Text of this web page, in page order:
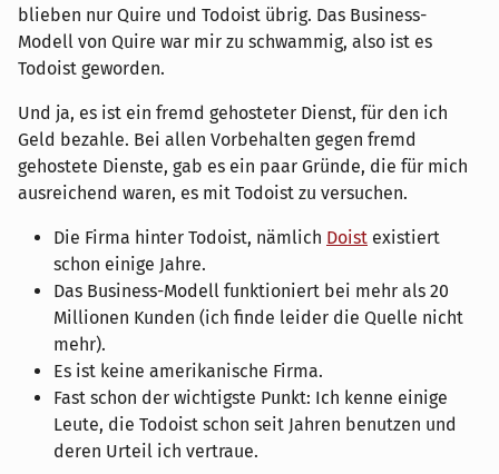
blieben nur Quire und Todoist übrig. Das Business-
Modell von Quire war mir zu schwammig, also ist es
Todoist geworden.
Und ja, es ist ein fremd gehosteter Dienst, für den ich
Geld bezahle. Bei allen Vorbehalten gegen fremd
gehostete Dienste, gab es ein paar Gründe, die für mich
ausreichend waren, es mit Todoist zu versuchen.
Die Firma hinter Todoist, nämlich Doist existiert
schon einige Jahre.
Das Business-Modell funktioniert bei mehr als 20
Millionen Kunden (ich finde leider die Quelle nicht
mehr).
Es ist keine amerikanische Firma.
Fast schon der wichtigste Punkt: Ich kenne einige
Leute, die Todoist schon seit Jahren benutzen und
deren Urteil ich vertraue.